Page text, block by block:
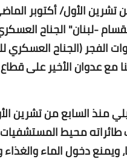
جنوب لبنان منذ الـ8 من تشرين
-لبنان" الجناح
الفجر (الجناح
مع عدوان الأخير على
منذ السابع من تشرين
محيط المستشفيات
دخول الماء والغذاء